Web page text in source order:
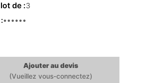
3
9.00 €
Ajouter au devis